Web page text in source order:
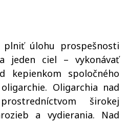
úlohu prospešnosti
jeden ciel – vykonávať
kepienkom spoločného
Oligarchia nad
širokej
a vydierania. Nad